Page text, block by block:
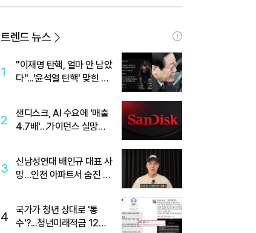
트
트
트렌드 뉴스
1
"이재명 탄핵, 얼마 안 남았
다"...'윤석열 탄핵' 맞힌 무
2
샌디스크, AI 수요에 '매출
4.7배'…가이던스 실망에
3
신남성연대 배인규 대표 사
망…인천 아파트서 숨진 채
4
국가가 청년 상대로 '통
수'?...청년미래적금 12%